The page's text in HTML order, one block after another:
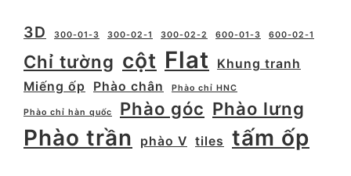
3D 300-01-3 300-02-1 300-02-2 600-01-3 600-02-1
Chỉ tường cột Flat
Khung tranh
Miếng ốp
Phào chân Phào chỉ HNC
Phào chỉ hàn quốc Phào góc Phào lưng
Phào trần phào V tiles tấm ốp